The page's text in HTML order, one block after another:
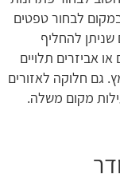
לבחור טפטים
להחליף
אביזרים תלויים
גם חלוקה לאזורים
מקום משלה.